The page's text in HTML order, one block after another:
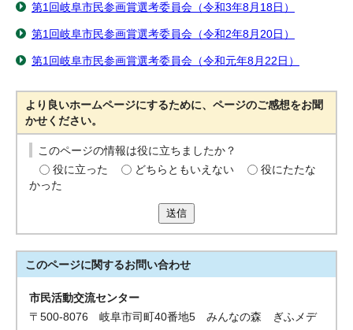
第1回岐阜市民参画賞選考委員会（令和3年8月18日）
第1回岐阜市民参画賞選考委員会（令和2年8月20日）
第1回岐阜市民参画賞選考委員会（令和元年8月22日）
より良いホームページにするために、ページのご感想をお聞
かせください。
このページの情報は役に立ちましたか？
役に立った
どちらともいえない
役にたたな
かった
送信
このページに関するお問い合わせ
市民活動交流センター
〒500-8076 岐阜市司町40番地5 みんなの森 ぎふメデ